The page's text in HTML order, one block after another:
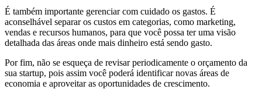
É também importante gerenciar com cuidado os gastos. É
aconselhável separar os custos em categorias, como marketing,
vendas e recursos humanos, para que você possa ter uma visão
detalhada das áreas onde mais dinheiro está sendo gasto.
Por fim, não se esqueça de revisar periodicamente o orçamento da
sua startup, pois assim você poderá identificar novas áreas de
economia e aproveitar as oportunidades de crescimento.